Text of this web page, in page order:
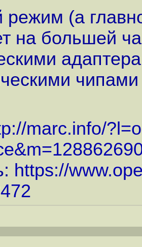
(а
на большей
marc.info/
https://